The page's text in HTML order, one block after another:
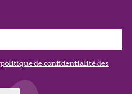
politique de confidentialité des